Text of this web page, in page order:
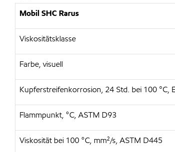
Mobil SHC Rarus
Viskositätsklasse
Farbe, visuell
Kupferstreifenkorrosion, 24 Std. bei 100 °C,
Flammpunkt, °C, ASTM D93
Viskosität bei 100 °C, mm²/s, ASTM D445